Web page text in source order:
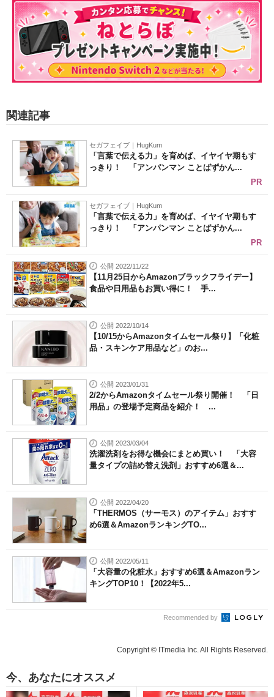
関連記事
セガフェイブ｜HugKum
「言葉で伝える力」を育めば、イヤイヤ期もす
っきり！ 「アンパンマン ことばずかん...
PR
セガフェイブ｜HugKum
「言葉で伝える力」を育めば、イヤイヤ期もす
っきり！ 「アンパンマン ことばずかん...
PR
公開 2022/11/22
【11月25日からAmazonブラックフライデー】
食品や日用品もお買い得に！ 手...
公開 2022/10/14
【10/15からAmazonタイムセール祭り】「化粧
品・スキンケア用品など」のお...
公開 2023/01/31
2/2からAmazonタイムセール祭り開催！ 「日
用品」の登場予定商品を紹介！ ...
公開 2023/03/04
洗濯洗剤をお得な機会にまとめ買い！ 「大容
量タイプの詰め替え洗剤」おすすめ6選＆...
公開 2022/04/20
「THERMOS（サーモス）のアイテム」おすす
め6選＆AmazonランキングTO...
公開 2022/05/11
「大容量の化粧水」おすすめ6選＆Amazonラン
キングTOP10！【2022年5...
Recommended by
Copyright © ITmedia Inc. All Rights Reserved.
今、あなたにオススメ